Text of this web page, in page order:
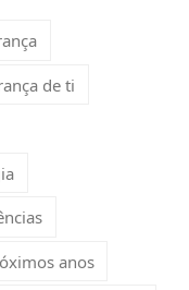
de ti
anos